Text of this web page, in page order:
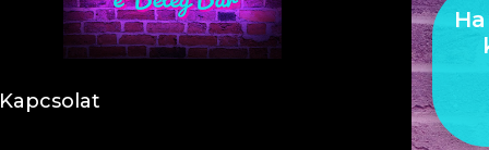
Kapcsolat